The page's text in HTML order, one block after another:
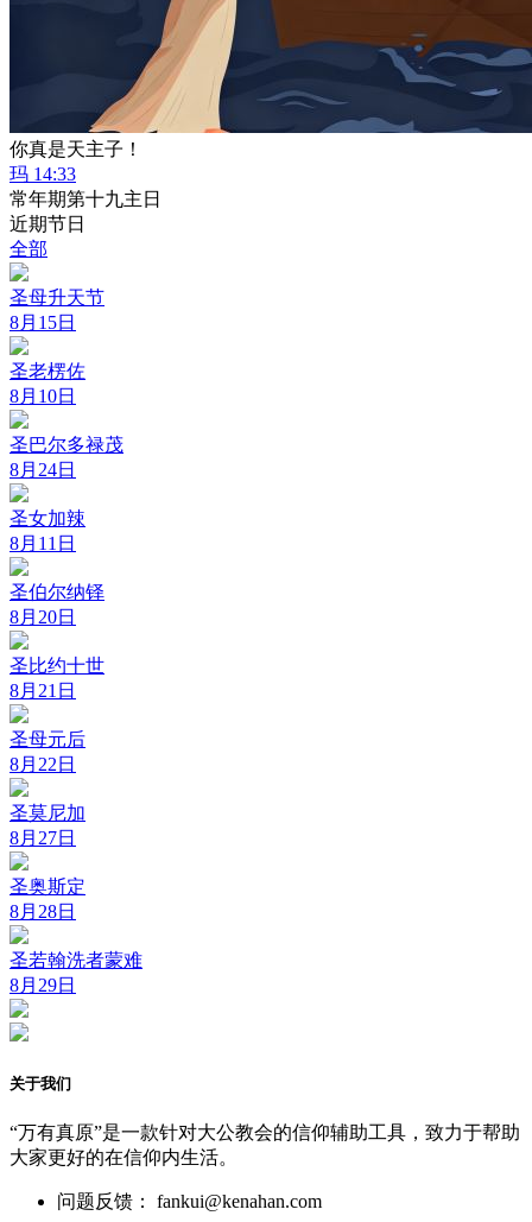
你真是天主子！
玛 14:33
常年期第十九主日
近期节日
全部
圣母升天节
8月15日
圣老楞佐
8月10日
圣巴尔多禄茂
8月24日
圣女加辣
8月11日
圣伯尔纳铎
8月20日
圣比约十世
8月21日
圣母元后
8月22日
圣莫尼加
8月27日
圣奥斯定
8月28日
圣若翰洗者蒙难
8月29日
关于我们
“万有真原”是一款针对大公教会的信仰辅助工具，致力于帮助
大家更好的在信仰内生活。
问题反馈： fankui@kenahan.com